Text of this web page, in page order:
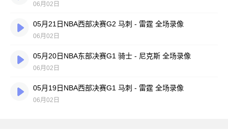
06月02日
05月21日NBA西部决赛G2 马刺 - 雷霆 全场录像
06月02日
05月20日NBA东部决赛G1 骑士 - 尼克斯 全场录像
06月02日
05月19日NBA西部决赛G1 马刺 - 雷霆 全场录像
06月02日